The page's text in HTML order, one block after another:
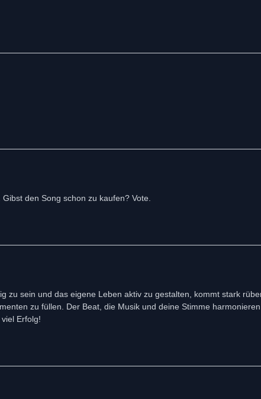
den Song schon zu kaufen? Vote.
zu sein und das eigene Leben aktiv zu gestalten, kommt stark
zu füllen. Der Beat, die Musik und deine Stimme
Erfolg!